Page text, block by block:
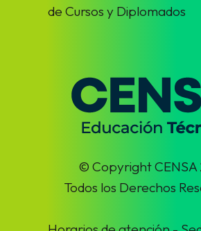
de Cursos y Diplomados
© Copyright CENSA
Todos los Derechos